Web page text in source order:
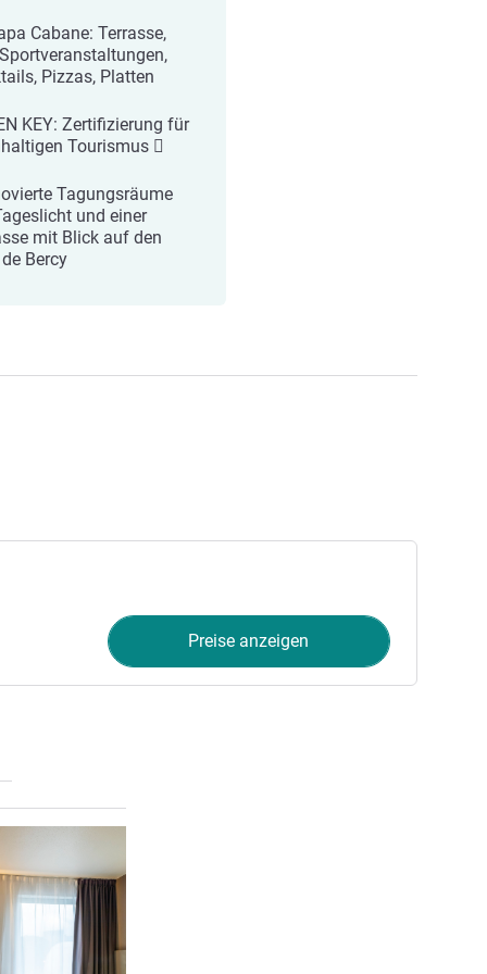
Cabane: Terrasse,
Pizzas, Platten
KEY: Zertifizierung für
Tourismus 
Tagungsräume
und einer
mit Blick auf den
Bercy
Preise anzeigen